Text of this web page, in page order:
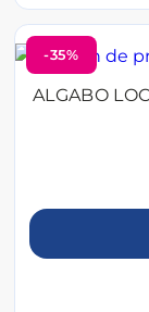
-35%
ALGABO